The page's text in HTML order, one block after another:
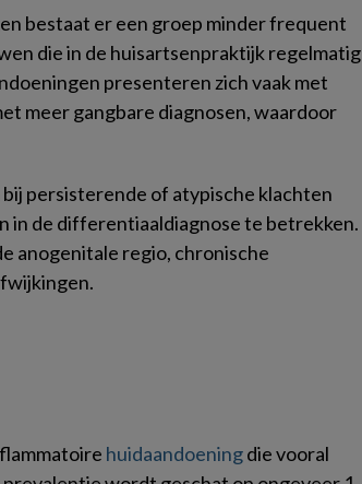
bestaat er een groep minder frequent
die in de huisartsenpraktijk regelmatig
presenteren zich vaak met
meer gangbare diagnosen, waardoor
persisterende of atypische klachten
in de differentiaaldiagnose te betrekken.
anogenitale regio, chronische
huidaandoeningdie vooral